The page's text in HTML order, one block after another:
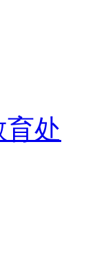
处